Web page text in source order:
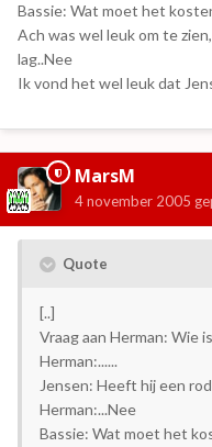
Bassie: Wat moet het
Ach was wel leuk om te
lag..Nee
Ik vond het wel leuk dat
MarsM
4 november 2005
Quote
[..]
Vraag aan Herman: Wie
Herman:......
Jensen: Heeft hij een
Herman:...Nee
Bassie: Wat moet het